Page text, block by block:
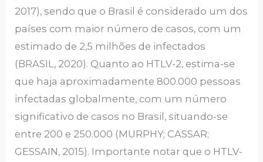
2017), sendo que o Brasil é considerado um dos
países com maior número de casos, com um
estimado de 2,5 milhões de infectados
(BRASIL, 2020). Quanto ao HTLV-2, estima-se
que haja aproximadamente 800.000 pessoas
infectadas globalmente, com um número
significativo de casos no Brasil, situando-se
entre 200 e 250.000 (MURPHY; CASSAR;
GESSAIN, 2015). Importante notar que o HTLV-